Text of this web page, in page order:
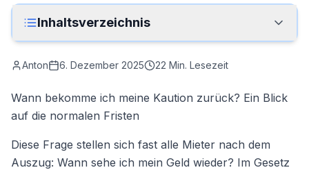
Inhaltsverzeichnis
Anton 6. Dezember 2025 22 Min. Lesezeit
Wann bekomme ich meine Kaution zurück? Ein Blick
auf die normalen Fristen
Diese Frage stellen sich fast alle Mieter nach dem
Auszug: Wann sehe ich mein Geld wieder? Im Gesetz